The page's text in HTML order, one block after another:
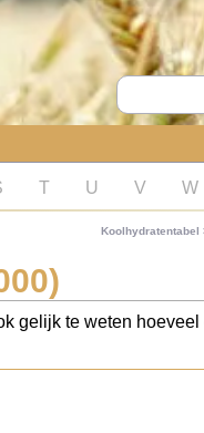
T U V W
Koolhydratentabel
gelijk te weten